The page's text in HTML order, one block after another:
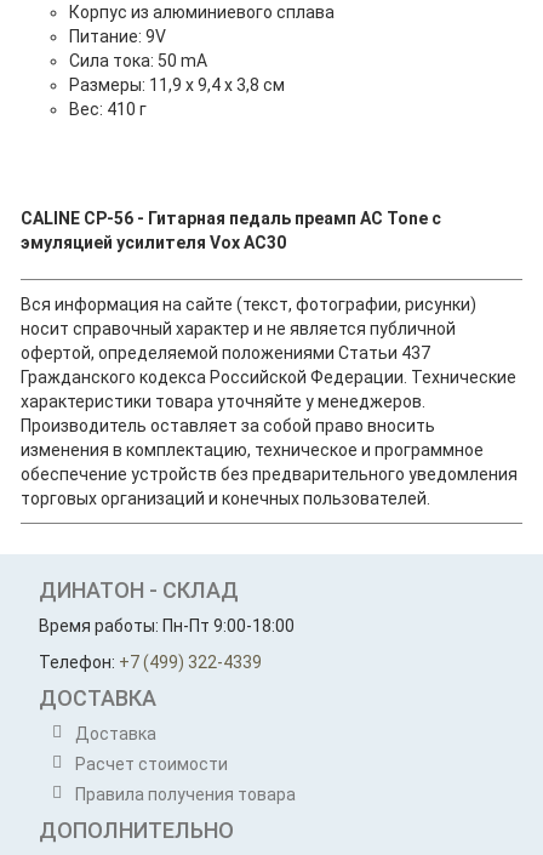
Корпус из алюминиевого сплава
Питание: 9V
Сила тока: 50 mA
Размеры: 11,9 x 9,4 x 3,8 см
Вес: 410 г
CALINE CP-56 - Гитарная педаль преамп AC Tone с
эмуляцией усилителя Vox AC30
Вся информация на сайте (текст, фотографии, рисунки)
носит справочный характер и не является публичной
офертой, определяемой положениями Статьи 437
Гражданского кодекса Российской Федерации. Технические
характеристики товара уточняйте у менеджеров.
Производитель оставляет за собой право вносить
изменения в комплектацию, техническое и программное
обеспечение устройств без предварительного уведомления
торговых организаций и конечных пользователей.
ДИНАТОН - СКЛАД
Время работы: Пн-Пт 9:00-18:00
Телефон: +7 (499) 322-4339
ДОСТАВКА
Доставка
Расчет стоимости
Правила получения товара
ДОПОЛНИТЕЛЬНО